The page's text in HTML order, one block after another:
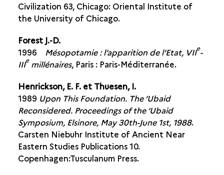
Civilization 63, Chicago: Oriental Institute of
the University of Chicago.
Forest J.-D.
1996 Mésopotamie : l’apparition de l’Etat, VIIe-
IIIemillénaires, Paris : Paris-Méditerranée.
Henrickson, E. F. et Thuesen, I.
1989 Upon This Foundation. The ‘Ubaid
Reconsidered. Proceedings of the ‘Ubaid
Symposium, Elsinore, May 30th-June 1st, 1988.
Carsten Niebuhr Institute of Ancient Near
Eastern Studies Publications 10.
Copenhagen:Tusculanum Press.